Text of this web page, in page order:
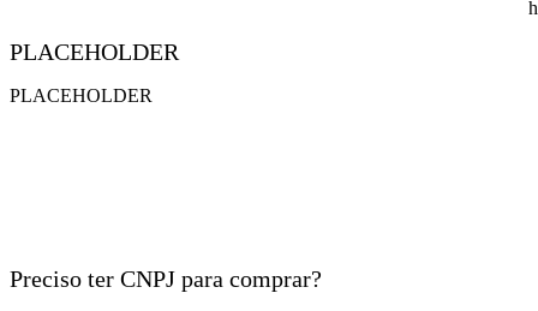
PLACEHOLDER
PLACEHOLDER
Preciso ter CNPJ para comprar?